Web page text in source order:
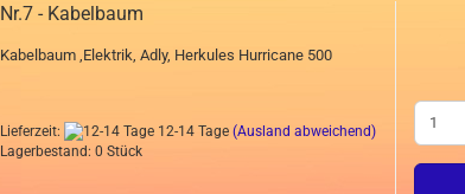
Nr.7 - Kabelbaum
Kabelbaum ,Elektrik, Adly, Herkules Hurricane 500
Lieferzeit: 12-14 Tage (Ausland abweichend)
Lagerbestand: 0 Stück